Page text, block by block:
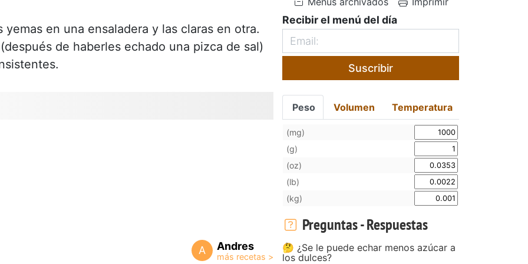
en una ensaladera y las claras en otra.
de haberles echado una pizca de sal)
A Andres
Recibir el menú del día
Suscribir
Peso Volumen Temperatura
(mg)
(g)
(oz)
(lb)
(kg)
Preguntas - Respuestas
🤔 ¿Se le puede echar menos azúcar a
los dulces?